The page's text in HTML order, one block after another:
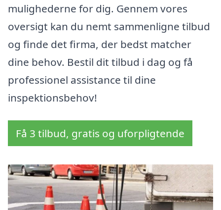
mulighederne for dig. Gennem vores
oversigt kan du nemt sammenligne tilbud
og finde det firma, der bedst matcher
dine behov. Bestil dit tilbud i dag og få
professionel assistance til dine
inspektionsbehov!
Få 3 tilbud, gratis og uforpligtende